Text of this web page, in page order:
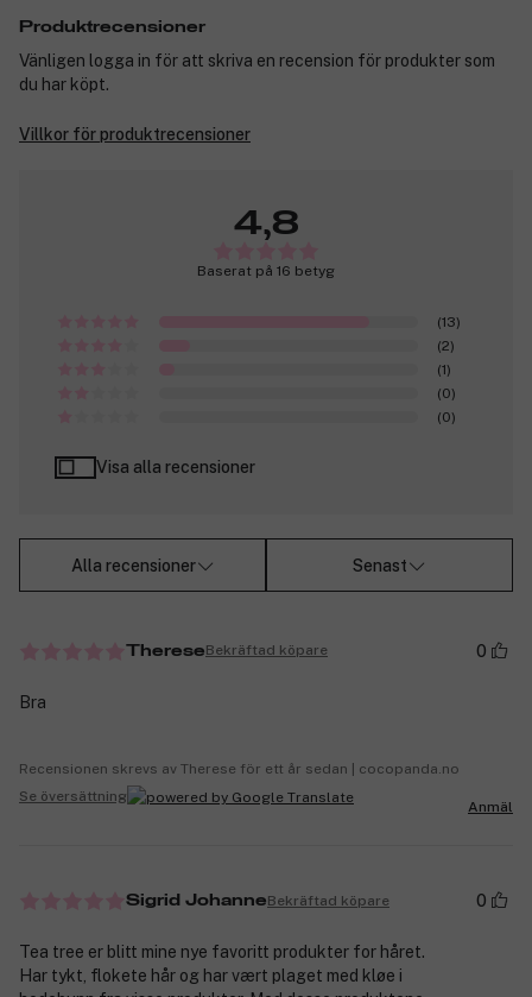
Produktrecensioner
Vänligen logga in för att skriva en recension för produkter som
du har köpt.
Villkor för produktrecensioner
4,8
Baserat på 16 betyg
(13)
(2)
(1)
(0)
(0)
Visa alla recensioner
Alla recensioner Senast
ThereseBekräftad köpare 0
Bra
Recensionen skrevs av Therese för ett år sedan | cocopanda.no
Se översättning
Anmäl
Sigrid JohanneBekräftad köpare 0
Tea tree er blitt mine nye favoritt produkter for håret.
Har tykt, flokete hår og har vært plaget med kløe i